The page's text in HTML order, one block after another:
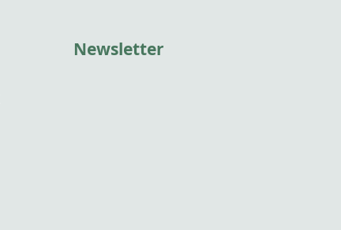
Newsletter